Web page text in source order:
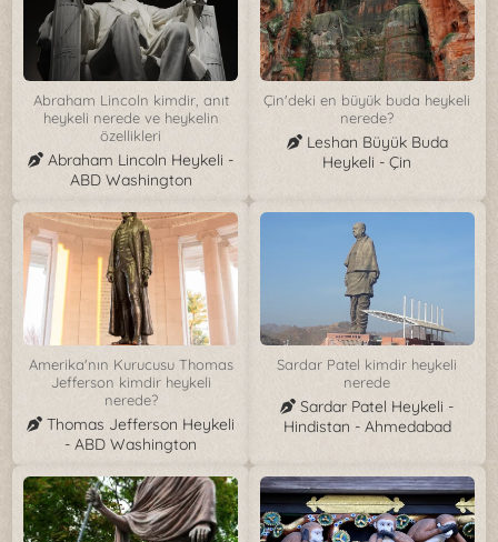
Abraham Lincoln kimdir, anıt
heykeli nerede ve heykelin
özellikleri
Abraham Lincoln Heykeli -
ABD Washington
Çin'deki en büyük buda heykeli
nerede?
Leshan Büyük Buda
Heykeli - Çin
Amerika'nın Kurucusu Thomas
Jefferson kimdir heykeli
nerede?
Thomas Jefferson Heykeli
- ABD Washington
Sardar Patel kimdir heykeli
nerede
Sardar Patel Heykeli -
Hindistan - Ahmedabad